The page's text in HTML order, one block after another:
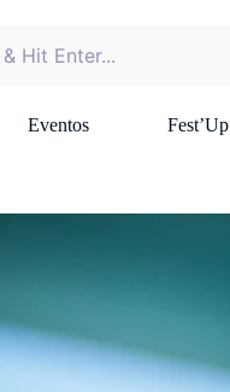
Eventos Fest’Up